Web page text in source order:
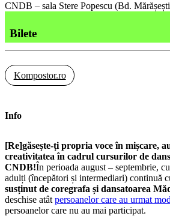
CNDB – sala Stere Popescu (Bd.
Bilete
Kompostor.ro
Info
[Re]găsește-ți propria voce în mișcare,
creativitatea în cadrul cursurilor de
CNDB!În perioada august – septembrie,
adulți (începători și intermediari) continuă
susținut de coregrafa și dansatoarea
deschise atât persoanelor care au urmat
persoanelor care nu au mai participat.